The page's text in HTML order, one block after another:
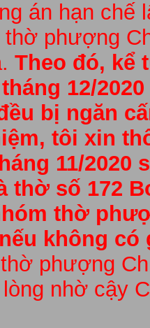
án hạn chế
phượng
Theo đó, kể
12/
bị ngăn
tôi xin
11/2020
thờ số 172
thờ
không
phượng
nhờ cậy